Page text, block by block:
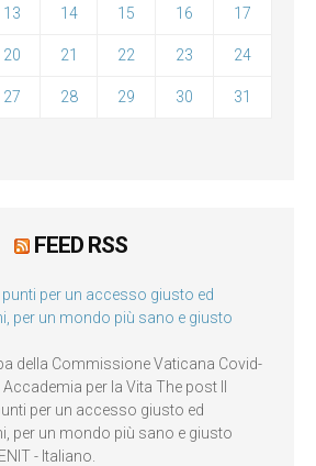
13 14 15 16 17
20 21 22 23 24
27 28 29 30 31
FEED RSS
punti per un accesso giusto ed
per un mondo più sano e giusto
della Commissione Vaticana Covid-
per la Vita The post Il
per un accesso giusto ed
per un mondo più sano e giusto
- Italiano.